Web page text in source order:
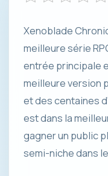
Xenoblade
meilleure série
entrée principale
meilleure version
et des centaines
est dans la
gagner un public
semi-niche dans